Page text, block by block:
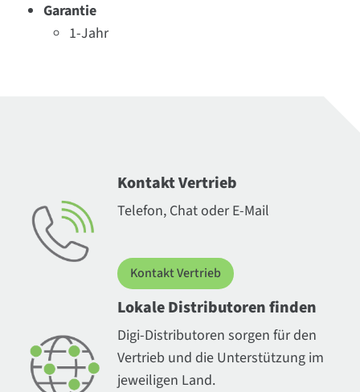
Garantie
1-Jahr
Kontakt Vertrieb
Telefon, Chat oder E-Mail
Kontakt Vertrieb
Lokale Distributoren finden
Digi-Distributoren sorgen für den
Vertrieb und die Unterstützung im
jeweiligen Land.